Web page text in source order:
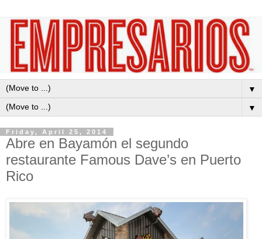
▼
▼
Friday, April 25, 2014
Abre en Bayamón el segundo
restaurante Famous Dave’s en Puerto
Rico